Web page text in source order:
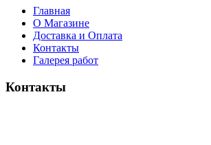
Главная
О Магазине
Доставка и Оплата
Контакты
Галерея работ
Контакты